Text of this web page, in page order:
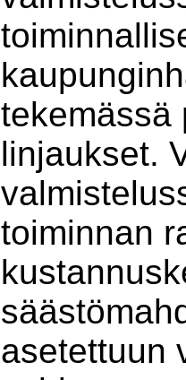
tekemässä
linjaukset.
toiminnan
asetettuun